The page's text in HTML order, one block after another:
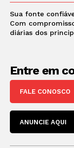
Sua fonte
Com
diárias dos
Entre em
FALE CONOSCO
ANUNCIE AQUI